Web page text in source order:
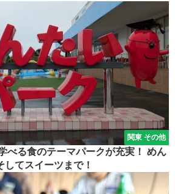
関東 その他
べる食のテーマパークが充実！ めん
てスイーツまで！